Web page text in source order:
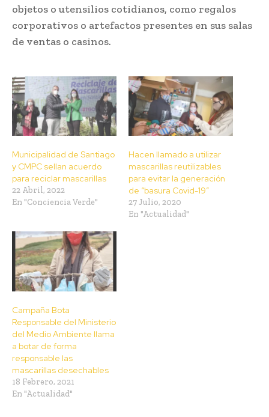
objetos o utensilios cotidianos, como regalos
corporativos o artefactos presentes en sus salas
de ventas o casinos.
Municipalidad de Santiago
y CMPC sellan acuerdo
para reciclar mascarillas
22 Abril, 2022
En "Conciencia Verde"
Hacen llamado a utilizar
mascarillas reutilizables
para evitar la generación
de “basura Covid-19”
27 Julio, 2020
En "Actualidad"
Campaña Bota
Responsable del Ministerio
del Medio Ambiente llama
a botar de forma
responsable las
mascarillas desechables
18 Febrero, 2021
En "Actualidad"